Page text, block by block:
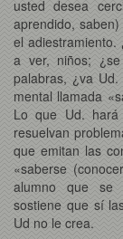
usted desea
aprendido,
el adiestramiento.
a ver, niños;
palabras, ¿va
mental llamada
Lo que Ud.
resuelvan
que emitan las
«saberse
alumno que se
sostiene que sí
Ud no le crea.